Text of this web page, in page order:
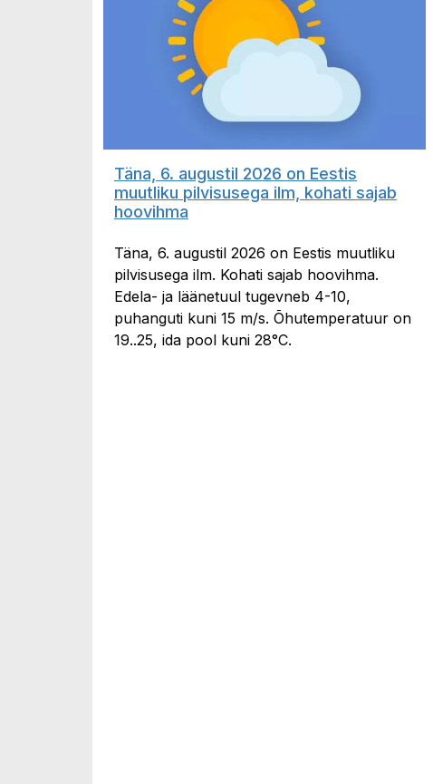
Täna, 6. augustil 2026 on Eestis
muutliku pilvisusega ilm, kohati sajab
hoovihma
Täna, 6. augustil 2026 on Eestis muutliku
pilvisusega ilm. Kohati sajab hoovihma.
Edela- ja läänetuul tugevneb 4-10,
puhanguti kuni 15 m/s. Õhutemperatuur on
19..25, ida pool kuni 28°C.